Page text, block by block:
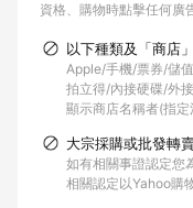
資格
購物時點擊任何廣
以下種類及「商店
Apple/手機/票券/儲
拍立得/內接硬碟/外
顯示商店名稱者(指
大宗採購或批發轉
如有相關事證認定您
相關認定以Yahoo購